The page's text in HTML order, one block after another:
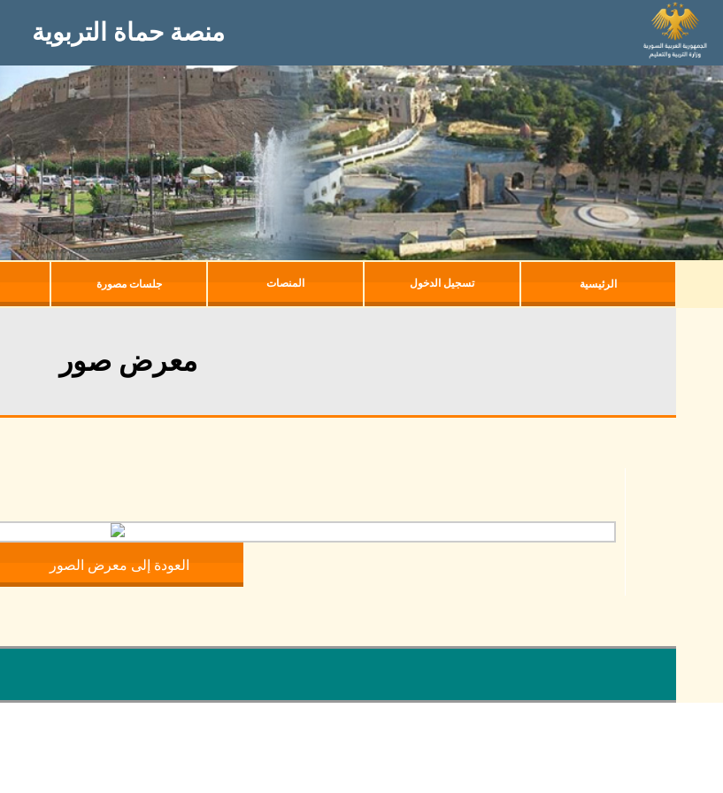
منصة حماة التربوية
الرئيسية تسجيل الدخول المنصات جلسات مصورة
معرض صور
العودة إلى معرض الصور